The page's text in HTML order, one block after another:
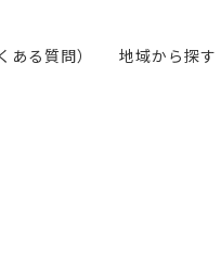
ある質問） 地域から探す